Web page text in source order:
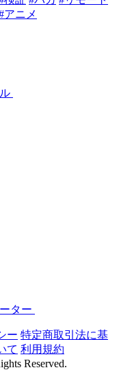
アニメ
ター
ー 特定商取引法に基
て 利用規約
Reserved.